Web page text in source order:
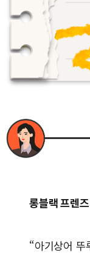
롱블랙 프렌
“아기상어 뚜